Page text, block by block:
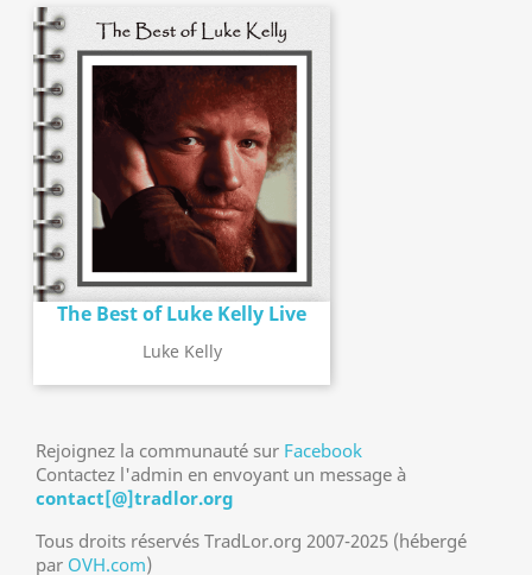
The Best of Luke Kelly Live
Luke Kelly
Rejoignez la communauté sur Facebook
Contactez l'admin en envoyant un message à
contact[@]tradlor.org
Tous droits réservés TradLor.org 2007-2025 (hébergé
par OVH.com)